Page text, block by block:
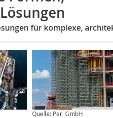
für komplexe,
Quelle: Peri GmbH